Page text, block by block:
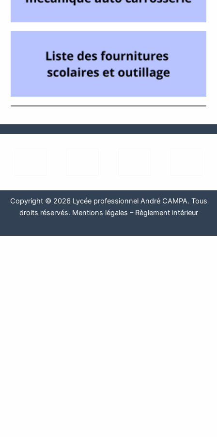
Copyright © 2026 Lycée professionnel André CAMPA. Tous
droits réservés. Mentions légales – Règlement intérieur